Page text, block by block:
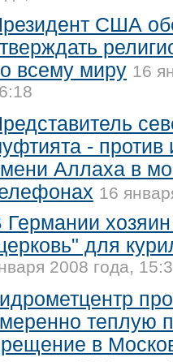
США
всему миру 16
- против
Аллаха в
16
Германии
для
2008 года,
теплую
в